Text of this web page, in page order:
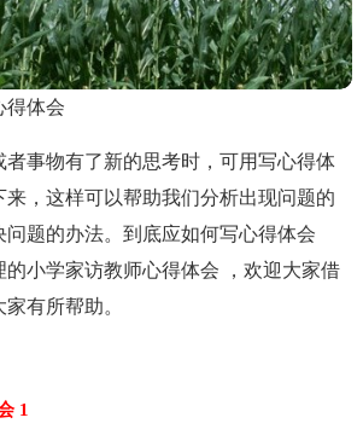
得体会
者事物有了新的思考时，可用写心得体
，这样可以帮助我们分析出现问题的
问题的办法。到底应如何写心得体会
的小学家访教师心得体会 ，欢迎大家借
有所帮助。
1